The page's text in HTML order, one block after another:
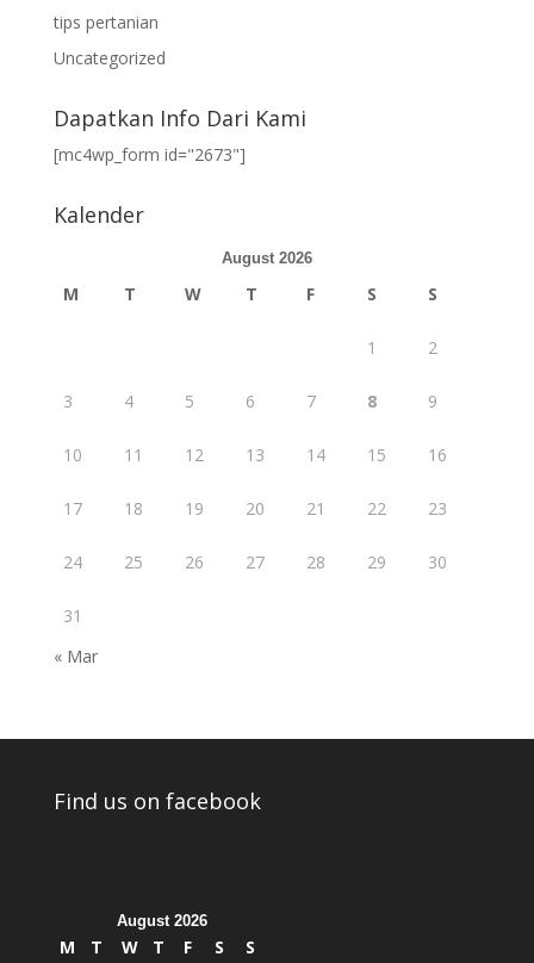
tips pertanian
Uncategorized
Dapatkan Info Dari Kami
[mc4wp_form id="2673"]
Kalender
August 2026
M T W T F S S
1 2
3 4 5 6 7 8 9
10 11 12 13 14 15 16
17 18 19 20 21 22 23
24 25 26 27 28 29 30
31
« Mar
Find us on facebook
August 2026
M T W T F S S